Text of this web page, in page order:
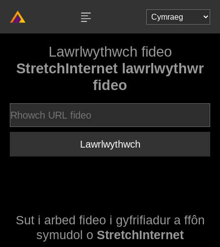
Lawrlwythwch fideo
StretchInternet lawrlwythwr
fideo
Lawrlwythwch
Sut i arbed fideo i gyfrifiadur a ffôn
symudol o StretchInternet